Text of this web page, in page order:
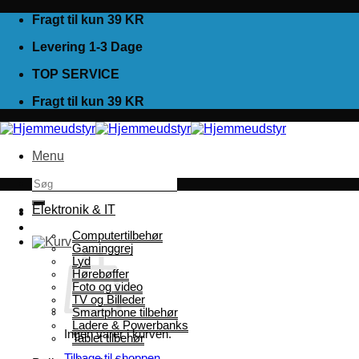
Fortsæt
indhold
Fragt til kun 39 KR
Levering 1-3 Dage
TOP SERVICE
Fragt til kun 39 KR
Menu
Søg
efter:
Ingen varer i kurven.
Elektronik & IT
Computertilbehør
Gaminggrej
Lyd
Hørebøffer
Foto og video
TV og Billeder
Smartphone tilbehør
Ladere & Powerbanks
Tablet tilbehør